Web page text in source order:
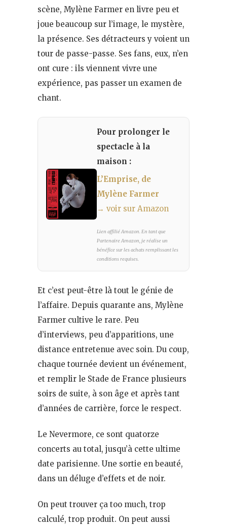
scène, Mylène Farmer en livre peu et
joue beaucoup sur l’image, le mystère,
la présence. Ses détracteurs y voient un
tour de passe-passe. Ses fans, eux, n’en
ont cure : ils viennent vivre une
expérience, pas passer un examen de
chant.
Pour prolonger le
spectacle à la
maison :
L’Emprise, de
Mylène Farmer
→ voir sur Amazon
Lien affilié Amazon. En tant que
Partenaire Amazon, je réalise un
bénéfice sur les achats remplissant les
conditions requises.
Et c’est peut-être là tout le génie de
l’affaire. Depuis quarante ans, Mylène
Farmer cultive le rare. Peu
d’interviews, peu d’apparitions, une
distance entretenue avec soin. Du coup,
chaque tournée devient un événement,
et remplir le Stade de France plusieurs
soirs de suite, à son âge et après tant
d’années de carrière, force le respect.
Le Nevermore, ce sont quatorze
concerts au total, jusqu’à cette ultime
date parisienne. Une sortie en beauté,
dans un déluge d’effets et de noir.
On peut trouver ça too much, trop
calculé, trop produit. On peut aussi